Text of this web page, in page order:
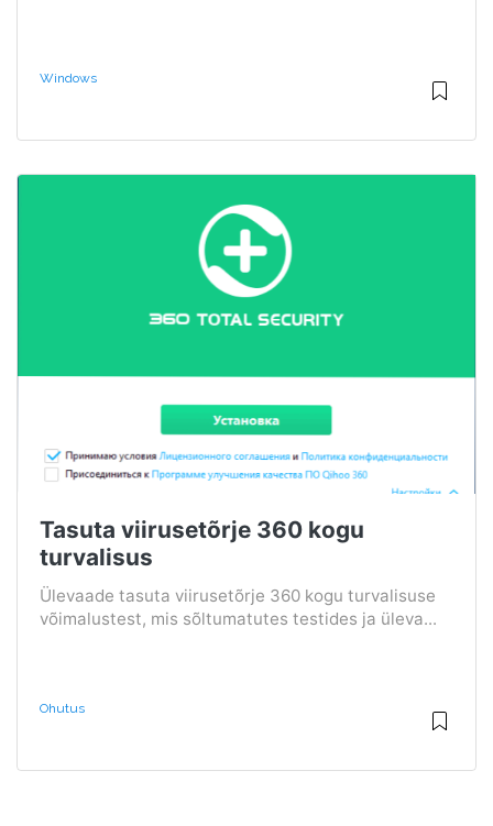
Windows
Tasuta viirusetõrje 360 ​​kogu
turvalisus
Ülevaade tasuta viirusetõrje 360 ​​kogu turvalisuse
võimalustest, mis sõltumatutes testides ja üleva...
Ohutus